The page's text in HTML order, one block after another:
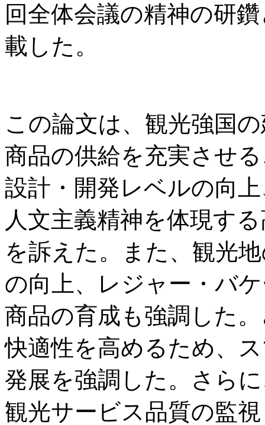
回全体会議の精神の研
載した。
この論文は、観光強国
商品の供給を充実させ
設計・開発レベルの向
人文主義精神を体現す
を訴えた。また、観光
の向上、レジャー・バ
商品の育成も強調した
快適性を高めるため、
発展を強調した。さら
観光サービス品質の監